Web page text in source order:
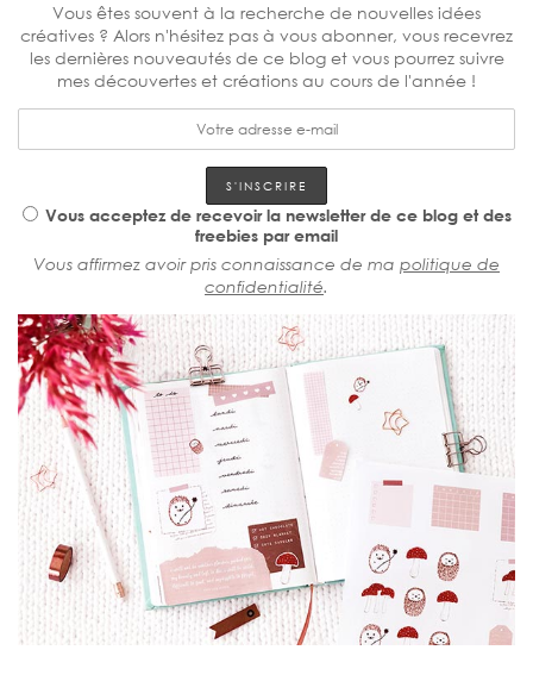
Vous êtes souvent à la recherche de nouvelles idées
créatives ? Alors n'hésitez pas à vous abonner, vous recevrez
les dernières nouveautés de ce blog et vous pourrez suivre
mes découvertes et créations au cours de l'année !
Vous acceptez de recevoir la newsletter de ce blog et des
freebies par email
Vous affirmez avoir pris connaissance de ma politique de
confidentialité.